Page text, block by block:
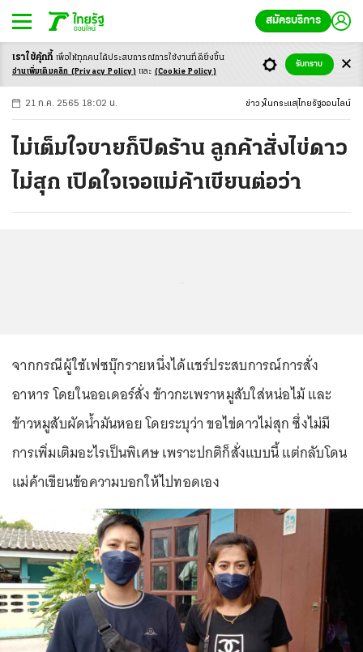
สมัครบริการ
-ก ก ก+
21 ก.ค. 2565 18:02 น. ข่าว ในกระแส ไทยรัฐออนไลน์
ไม่เต็มใจขายก็ปิดร้าน ลูกค้าสั่งไข่ดาว
ไม่สุก เปิดใจเจอแม่ค้าเขียนต่อว่า
จากกรณีผู้ใช้เฟซบุ๊กรายหนึ่งได้แชร์ประสบการณ์การสั่ง
อาหาร โดยในออเดอร์สั่ง ข้าวกะเพราหมูสับใส่หน่อไม้ และ
ข้าวหมูสับผัดน้ำมันหอย โดยระบุว่า ขอไข่ดาวไม่สุก ซึ่งไม่มี
การเพิ่มเติมอะไรเป็นพิเศษ เพราะปกติก็สั่งแบบนี้ แต่กลับโดน
แม่ค้าเขียนข้อความบอกให้ไปทอดเอง
เราใช้คุ้กกี้ เพื่อให้ทุกคนได้ประสบการณ์การใช้งานที่ดียิ่งขึ้น
อ่านเพิ่มเติมคลิก (Privacy Policy) และ (Cookie Policy)
รับทราบ